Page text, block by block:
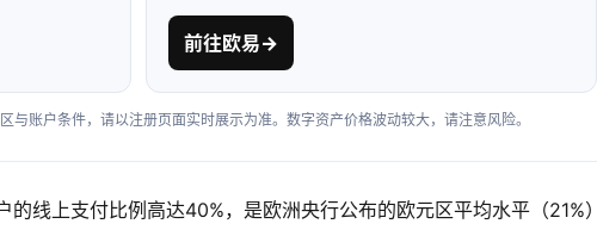
前往欧易→
账户条件，请以注册页面实时展示为准。数字资产价格波动较大，请注意风险。
的线上支付比例高达40%，是欧洲央行公布的欧元区平均水平（21%